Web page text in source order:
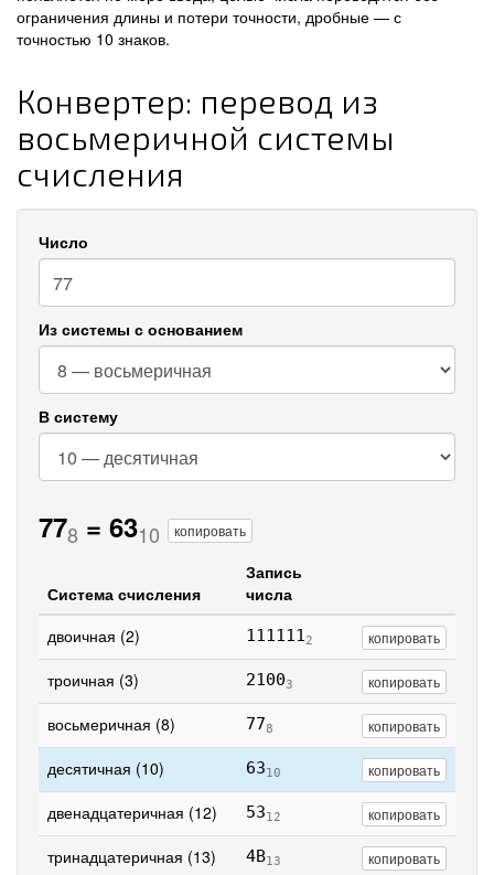
ограничения длины и потери точности, дробные — с
точностью 10 знаков.
Конвертер: перевод из
восьмеричной системы
счисления
Число
Из системы с основанием
В систему
778 = 6310 копировать
Система счисления
Запись
числа
двоичная (2)
1111112 копировать
троичная (3) 21003 копировать
восьмеричная (8) 778 копировать
десятичная (10) 6310 копировать
двенадцатеричная (12) 5312 копировать
тринадцатеричная (13) 4B13 копировать